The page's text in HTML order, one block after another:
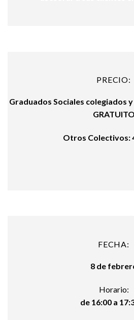
PRECIO:
Graduados Sociales colegiados
GRATUITO
Otros Colectivos:
FECHA:
8 de
Horario:
de 16:00 a